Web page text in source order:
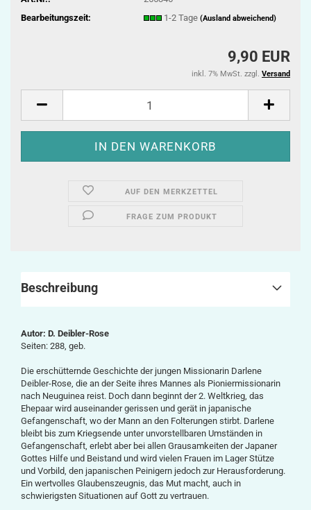
Bearbeitungszeit:
1-2 Tage (Ausland abweichend)
9,90 EUR
inkl. 7% MwSt. zzgl. Versand
AUF DEN MERKZETTEL
FRAGE ZUM PRODUKT
Beschreibung
Autor: D. Deibler-Rose
Seiten: 288, geb.
Die erschütternde Geschichte der jungen Missionarin Darlene
Deibler-Rose, die an der Seite ihres Mannes als Pioniermissionarin
nach Neuguinea reist. Doch dann beginnt der 2. Weltkrieg, das
Ehepaar wird auseinander gerissen und gerät in japanische
Gefangenschaft, wo der Mann an den Folterungen stirbt. Darlene
bleibt bis zum Kriegsende unter unvorstellbaren Umständen in
Gefangenschaft, erlebt aber bei allen Grausamkeiten der Japaner
Gottes Hilfe und Beistand und wird vielen Frauen im Lager Stütze
und Vorbild, den japanischen Peinigern jedoch zur Herausforderung.
Ein wertvolles Glaubenszeugnis, das Mut macht, auch in
schwierigsten Situationen auf Gott zu vertrauen.